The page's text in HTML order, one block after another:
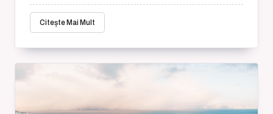
Citește Mai Mult